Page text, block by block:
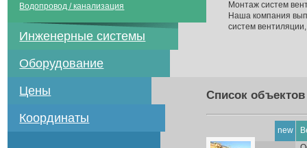
Водопровод / канализация
Инженерные системы
Оборудование
Цены
Координаты
Монтаж систем
Наша компания
систем
Список объектов
new